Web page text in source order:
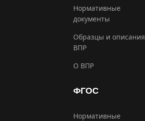
Нормативные
документы
Образцы и описания
ВПР
О ВПР
ФГОС
Нормативные